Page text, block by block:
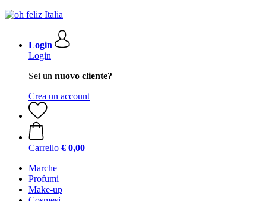
Login
Login
Sei un nuovo cliente?
Crea un account
Carrello € 0,00
Marche
Profumi
Make-up